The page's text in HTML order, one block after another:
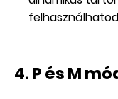
4. P és M